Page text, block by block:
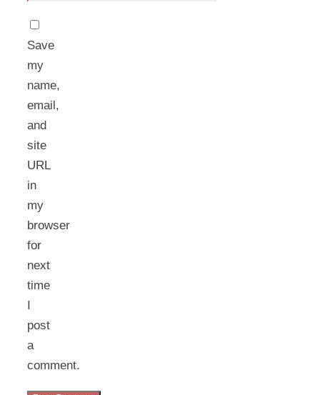
Save
my
name,
email,
and
site
URL
in
my
browser
for
next
time
I
post
a
comment.